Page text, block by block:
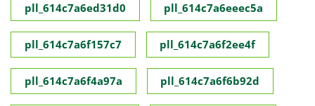
pll_614c7a6ed31d0 pll_614c7a6eeec5a
pll_614c7a6f157c7 pll_614c7a6f2ee4f
pll_614c7a6f4a97a pll_614c7a6f6b92d